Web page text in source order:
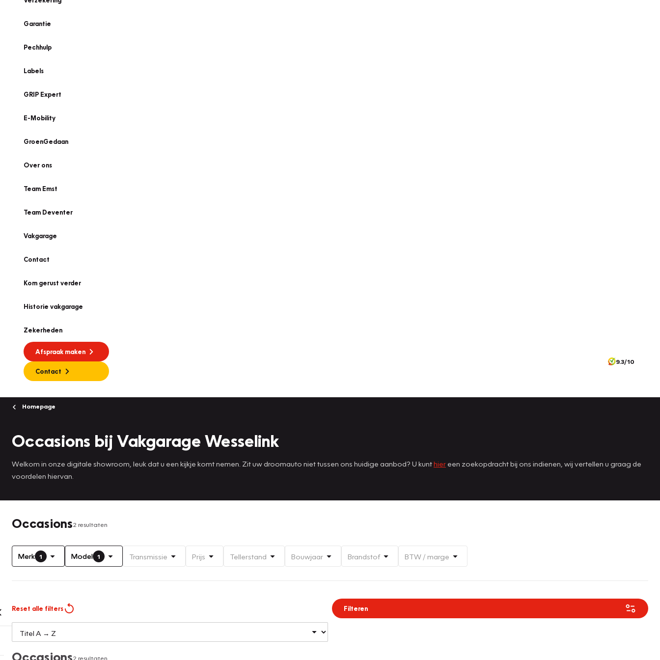
Garantie
Pechhulp
Labels
GRIP Expert
E-Mobility
GroenGedaan
Over ons
Team Emst
Team Deventer
Vakgarage
Contact
Kom gerust verder
Historie vakgarage
Zekerheden
Afspraak maken
Contact
9.3/10
Homepage
Occasions bij Vakgarage Wesselink
Welkom in onze digitale showroom, leuk dat u een kijkje komt nemen. Zit uw droomauto niet tussen ons huidige aanbod? U kunthier een zoekopdracht bij ons indienen, wij vertellen u graag de
voordelen hiervan.
Occasions2 resultaten
Merk 1 Model 1 Transmissie Prijs Tellerstand Bouwjaar Brandstof BTW / marge
Reset alle filters Filteren
Occasions2 resultaten